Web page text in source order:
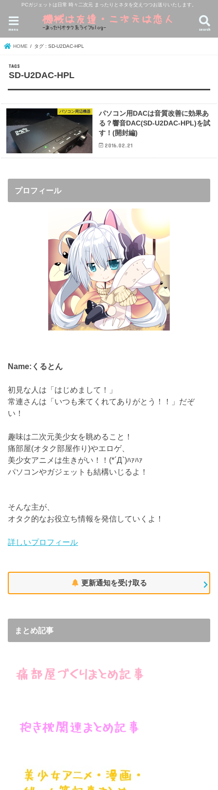
PCガジェットは日常 時々二次元 まったりとネタを交えつつお送りいたします。
search
menu
HOME タグ : SD-U2DAC-HPL
SD-U2DAC-HPL
パソコン周辺機器
パソコン用DACは音質改善に効果あ
る？響音DAC(SD-U2DAC-HPL)を試
す！(開封編)
2016.02.21
プロフィール
Name:くるとん
初見な人は「はじめまして！」
常連さんは「いつも来てくれてありがとう！！」だぞ
い！
趣味は二次元美少女を眺めること！
痛部屋(オタク部屋作り)やエロゲ、
美少女アニメは生きがい！！(*´Д`)ﾊｧﾊｧ
パソコンやガジェットも結構いじるよ！
そんな主が、
オタク的なお役立ち情報を発信していくよ！
詳しいプロフィール
更新通知を受け取る
まとめ記事